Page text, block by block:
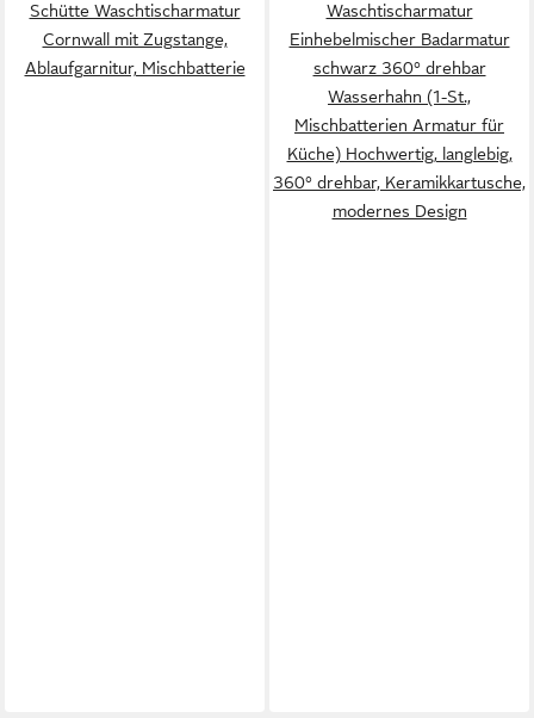
Schütte Waschtischarmatur
Cornwall mit Zugstange,
Ablaufgarnitur, Mischbatterie
Waschtischarmatur
Einhebelmischer Badarmatur
schwarz 360° drehbar
Wasserhahn (1-St.,
Mischbatterien Armatur für
Küche) Hochwertig, langlebig,
360° drehbar, Keramikkartusche,
modernes Design